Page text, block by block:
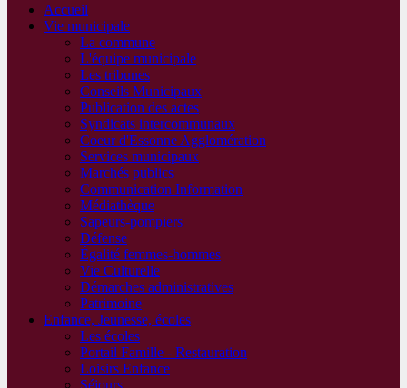
Accueil
Vie municipale
La commune
L'équipe municipale
Les tribunes
Conseils Municipaux
Publication des actes
Syndicats intercommunaux
Coeur d'Essonne Agglomération
Services municipaux
Marchés publics
Communication Information
Médiathèque
Sapeurs-pompiers
Défense
Égalité femmes-hommes
Vie Culturelle
Démarches administratives
Patrimoine
Enfance, Jeunesse, écoles
Les écoles
Portail Famille - Restauration
Loisirs Enfance
Séjours